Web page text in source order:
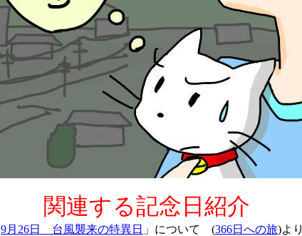
関連する記念日紹介
9月26日 台風襲来の特異日 」について (366日への旅)より